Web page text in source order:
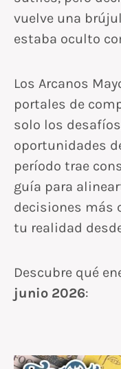
vuelve una
estaba oculto
Los Arcanos
portales de
solo los
oportunidades
período trae
guía para
decisiones más
tu realidad
Descubre qué
junio 2026: